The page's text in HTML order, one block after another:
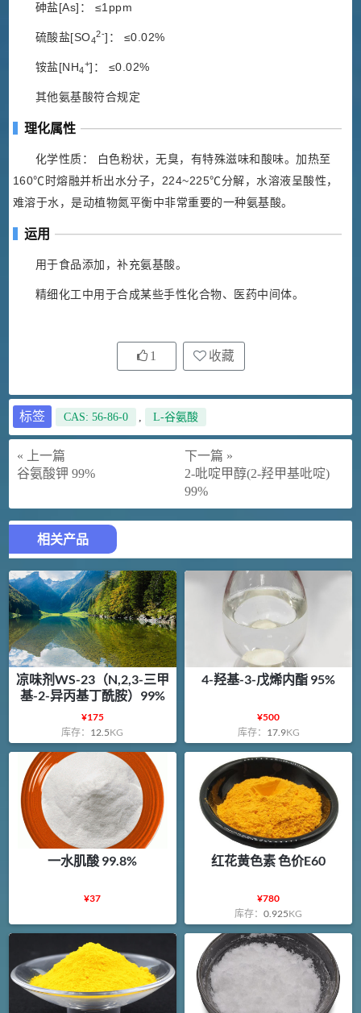
砷盐[As]： ≤1ppm
硫酸盐[SO4
2-]： ≤0.02%
铵盐[NH4
+]： ≤0.02%
其他氨基酸符合规定
理化属性
化学性质： 白色粉状，无臭，有特殊滋味和酸味。加热至
160℃时熔融并析出水分子，224~225℃分解，水溶液呈酸性，
难溶于水，是动植物氮平衡中非常重要的一种氨基酸。
运用
用于食品添加，补充氨基酸。
精细化工中用于合成某些手性化合物、医药中间体。
1 收藏
标签 CAS: 56-86-0 , L-谷氨酸
« 上一篇
谷氨酸钾 99%
下一篇 »
2-吡啶甲醇(2-羟甲基吡啶)
99%
相关产品
凉味剂WS-23（N,2,3-三甲
基-2-异丙基丁酰胺）99%
¥175
库存： 12.5KG
4-羟基-3-戊烯内酯 95%
¥500
库存： 17.9KG
一水肌酸 99.8%
¥37
红花黄色素 色价E60
¥780
库存：0.925KG